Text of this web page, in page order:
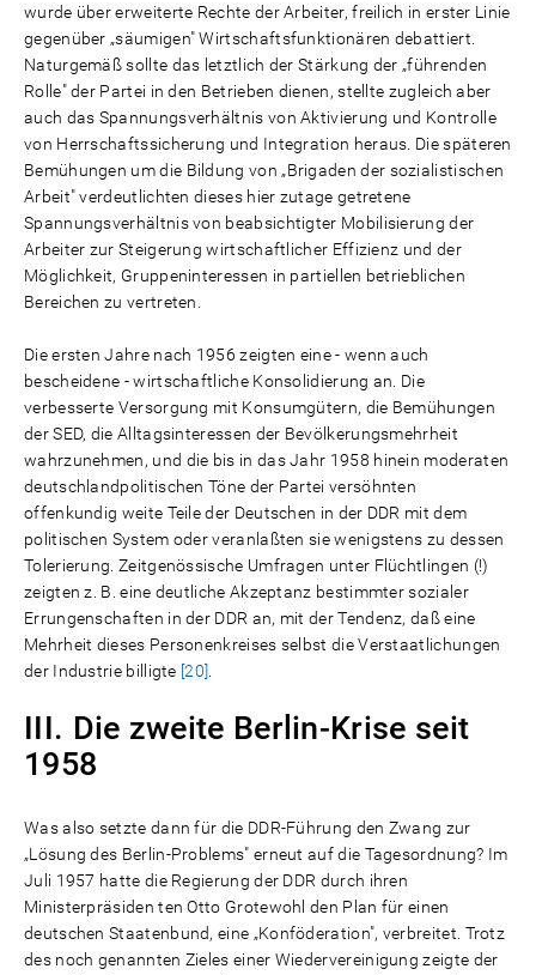
wurde über erweiterte Rechte der Arbeiter, freilich in erster Linie
gegenüber „säumigen" Wirtschaftsfunktionären debattiert.
Naturgemäß sollte das letztlich der Stärkung der „führenden
Rolle" der Partei in den Betrieben dienen, stellte zugleich aber
auch das Spannungsverhältnis von Aktivierung und Kontrolle
von Herrschaftssicherung und Integration heraus. Die späteren
Bemühungen um die Bildung von „Brigaden der sozialistischen
Arbeit" verdeutlichten dieses hier zutage getretene
Spannungsverhältnis von beabsichtigter Mobilisierung der
Arbeiter zur Steigerung wirtschaftlicher Effizienz und der
Möglichkeit, Gruppeninteressen in partiellen betrieblichen
Bereichen zu vertreten.
Die ersten Jahre nach 1956 zeigten eine - wenn auch
bescheidene - wirtschaftliche Konsolidierung an. Die
verbesserte Versorgung mit Konsumgütern, die Bemühungen
der SED, die Alltagsinteressen der Bevölkerungsmehrheit
wahrzunehmen, und die bis in das Jahr 1958 hinein moderaten
deutschlandpolitischen Töne der Partei versöhnten
offenkundig weite Teile der Deutschen in der DDR mit dem
politischen System oder veranlaßten sie wenigstens zu dessen
Tolerierung. Zeitgenössische Umfragen unter Flüchtlingen (!)
zeigten z. B. eine deutliche Akzeptanz bestimmter sozialer
Errungenschaften in der DDR an, mit der Tendenz, daß eine
Mehrheit dieses Personenkreises selbst die Verstaatlichungen
der Industrie billigte [20]
III. Die zweite Berlin-Krise seit
1958
Was also setzte dann für die DDR-Führung den Zwang zur
„Lösung des Berlin-Problems" erneut auf die Tagesordnung? Im
Juli 1957 hatte die Regierung der DDR durch ihren
Ministerpräsiden ten Otto Grotewohl den Plan für einen
deutschen Staatenbund, eine „Konföderation", verbreitet. Trotz
des noch genannten Zieles einer Wiedervereinigung zeigte der